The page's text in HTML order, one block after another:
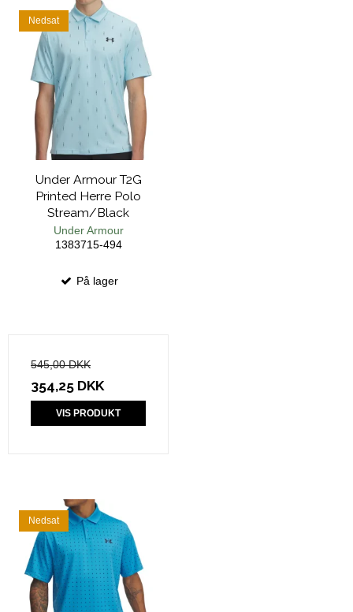
Nedsat
Under Armour T2G
Printed Herre Polo
Stream/Black
Under Armour
1383715-494
På lager
545,00 DKK
354,25 DKK
VIS PRODUKT
Nedsat